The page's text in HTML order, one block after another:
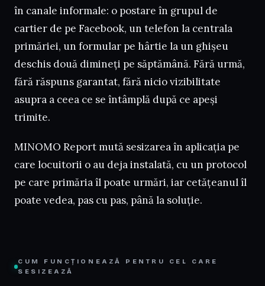
în canale informale: o postare în grupul de
cartier de pe Facebook, un telefon la centrala
primăriei, un formular pe hârtie la un ghișeu
deschis două dimineți pe săptămână. Fără urmă,
fără răspuns garantat, fără nicio vizibilitate
asupra a ceea ce se întâmplă după ce apeși
trimite.
MINOMO Report mută sesizarea în aplicația pe
care locuitorii o au deja instalată, cu un protocol
pe care primăria îl poate urmări, iar cetățeanul îl
poate vedea, pas cu pas, până la soluție.
CUM FUNCȚIONEAZĂ PENTRU CEL CARE
SESIZEAZĂ